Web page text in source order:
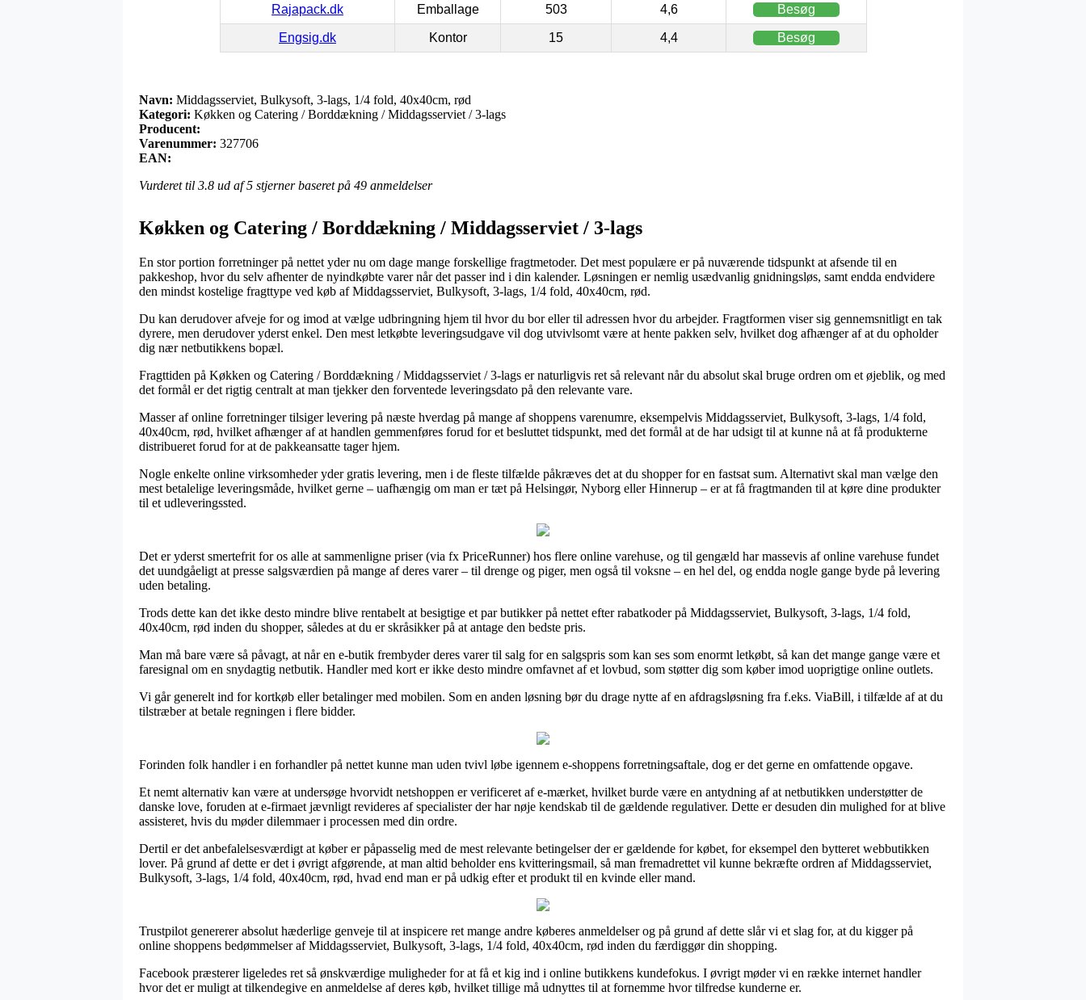
Rajapack.dk Emballage 503 4,6 Besøg
Engsig.dk Kontor 15 4,4 Besøg
Navn: Middagsserviet, Bulkysoft, 3-lags, 1/4 fold, 40x40cm, rød
Kategori: Køkken og Catering / Borddækning / Middagsserviet / 3-lags
Producent:
Varenummer: 327706
EAN:
Vurderet til 3.8 ud af 5 stjerner baseret på 49 anmeldelser
Køkken og Catering / Borddækning / Middagsserviet / 3-lags
En stor portion forretninger på nettet yder nu om dage mange forskellige fragtmetoder. Det mest populære er på nuværende tidspunkt at afsende til en
pakkeshop, hvor du selv afhenter de nyindkøbte varer når det passer ind i din kalender. Løsningen er nemlig usædvanlig gnidningsløs, samt endda endvidere
den mindst kostelige fragttype ved køb af Middagsserviet, Bulkysoft, 3-lags, 1/4 fold, 40x40cm, rød.
Du kan derudover afveje for og imod at vælge udbringning hjem til hvor du bor eller til adressen hvor du arbejder. Fragtformen viser sig gennemsnitligt en tak
dyrere, men derudover yderst enkel. Den mest letkøbte leveringsudgave vil dog utvivlsomt være at hente pakken selv, hvilket dog afhænger af at du opholder
dig nær netbutikkens bopæl.
Fragttiden på Køkken og Catering / Borddækning / Middagsserviet / 3-lags er naturligvis ret så relevant når du absolut skal bruge ordren om et øjeblik, og med
det formål er det rigtig centralt at man tjekker den forventede leveringsdato på den relevante vare.
Masser af online forretninger tilsiger levering på næste hverdag på mange af shoppens varenumre, eksempelvis Middagsserviet, Bulkysoft, 3-lags, 1/4 fold,
40x40cm, rød, hvilket afhænger af at handlen gemmenføres forud for et besluttet tidspunkt, med det formål at de har udsigt til at kunne nå at få produkterne
distribueret forud for at de pakkeansatte tager hjem.
Nogle enkelte online virksomheder yder gratis levering, men i de fleste tilfælde påkræves det at du shopper for en fastsat sum. Alternativt skal man vælge den
mest betalelige leveringsmåde, hvilket gerne – uafhængig om man er tæt på Helsingør, Nyborg eller Hinnerup – er at få fragtmanden til at køre dine produkter
til et udleveringssted.
Det er yderst smertefrit for os alle at sammenligne priser (via fx PriceRunner) hos flere online varehuse, og til gengæld har massevis af online varehuse fundet
det uundgåeligt at presse salgsværdien på mange af deres varer – til drenge og piger, men også til voksne – en hel del, og endda nogle gange byde på levering
uden betaling.
Trods dette kan det ikke desto mindre blive rentabelt at besigtige et par butikker på nettet efter rabatkoder på Middagsserviet, Bulkysoft, 3-lags, 1/4 fold,
40x40cm, rød inden du shopper, således at du er skråsikker på at antage den bedste pris.
Man må bare være så påvagt, at når en e-butik frembyder deres varer til salg for en salgspris som kan ses som enormt letkøbt, så kan det mange gange være et
faresignal om en snydagtig netbutik. Handler med kort er ikke desto mindre omfavnet af et lovbud, som støtter dig som køber imod uoprigtige online outlets.
Vi går generelt ind for kortkøb eller betalinger med mobilen. Som en anden løsning bør du drage nytte af en afdragsløsning fra f.eks. ViaBill, i tilfælde af at du
tilstræber at betale regningen i flere bidder.
Forinden folk handler i en forhandler på nettet kunne man uden tvivl løbe igennem e-shoppens forretningsaftale, dog er det gerne en omfattende opgave.
Et nemt alternativ kan være at undersøge hvorvidt netshoppen er verificeret af e-mærket, hvilket burde være en antydning af at netbutikken understøtter de
danske love, foruden at e-firmaet jævnligt revideres af specialister der har nøje kendskab til de gældende regulativer. Dette er desuden din mulighed for at blive
assisteret, hvis du møder dilemmaer i processen med din ordre.
Dertil er det anbefalelsesværdigt at køber er påpasselig med de mest relevante betingelser der er gældende for købet, for eksempel den bytteret webbutikken
lover. På grund af dette er det i øvrigt afgørende, at man altid beholder ens kvitteringsmail, så man fremadrettet vil kunne bekræfte ordren af Middagsserviet,
Bulkysoft, 3-lags, 1/4 fold, 40x40cm, rød, hvad end man er på udkig efter et produkt til en kvinde eller mand.
Trustpilot genererer absolut hæderlige genveje til at inspicere ret mange andre køberes anmeldelser og på grund af dette slår vi et slag for, at du kigger på
online shoppens bedømmelser af Middagsserviet, Bulkysoft, 3-lags, 1/4 fold, 40x40cm, rød inden du færdiggør din shopping.
Facebook præsterer ligeledes ret så ønskværdige muligheder for at få et kig ind i online butikkens kundefokus. I øvrigt møder vi en række internet handler
hvor det er muligt at tilkendegive en anmeldelse af deres køb, hvilket tillige må udnyttes til at fornemme hvor tilfredse kunderne er.